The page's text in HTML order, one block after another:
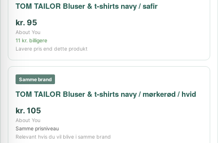
TOM TAILOR Bluser & t-shirts navy / safir
kr. 95
About You
11 kr. billigere
Lavere pris end dette produkt
Samme brand
TOM TAILOR Bluser & t-shirts navy / mørkerød / hvid
kr. 105
About You
Samme prisniveau
Relevant hvis du vil blive i samme brand